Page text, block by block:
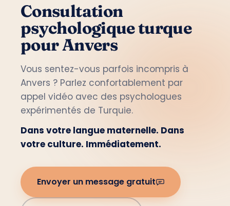
Consultation
psychologique turque
pour Anvers
Vous sentez-vous parfois incompris à
Anvers ? Parlez confortablement par
appel vidéo avec des psychologues
expérimentés de Turquie.
Dans votre langue maternelle. Dans
votre culture. Immédiatement.
Envoyer un message gratuit